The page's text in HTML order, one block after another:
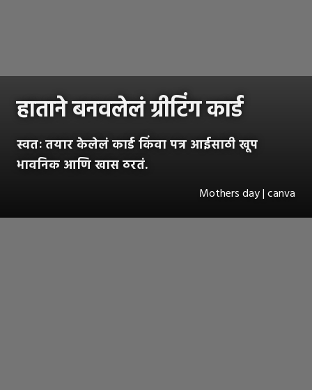
हाताने बनवलेलं ग्रीटिंग कार्ड
स्वतः तयार केलेलं कार्ड किंवा पत्र आईसाठी खूप
भावनिक आणि खास ठरतं.
Mothers day | canva